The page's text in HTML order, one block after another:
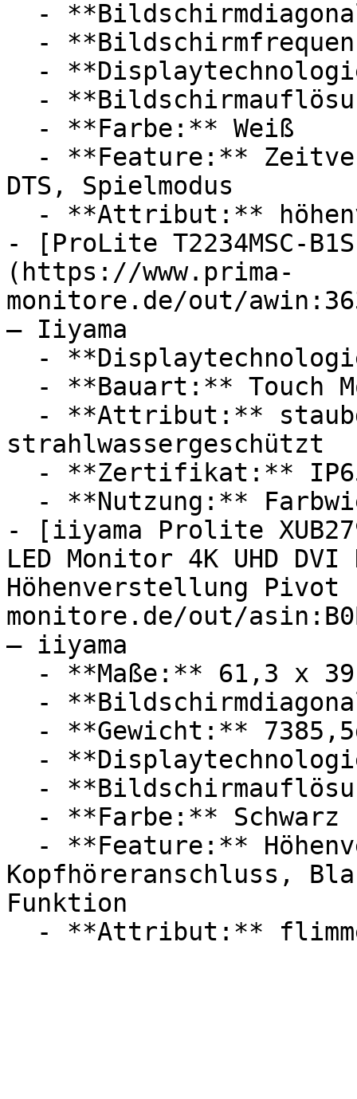
DTS, Spielmodus
- [ProLite T2234MSC-
(https://www.prima-
monitore.de/out/
— Iiyama
strahlwassergeschützt
- [iiyama Prolite
LED Monitor 4K UHD
Höhenverstellung
monitore.de/out/
— iiyama
Kopfhöreranschluss,
Funktion